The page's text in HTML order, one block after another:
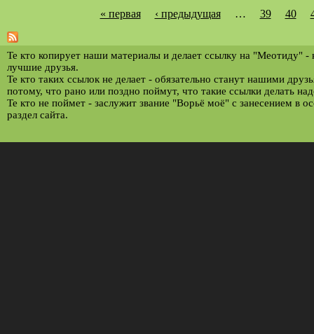
т
р
а
н
и
« первая ‹ предыдущая … 39 40
Те кто копирует наши материалы и делает ссылку на "Меотиду" -
лучшие друзья.
Те кто таких ссылок не делает - обязательно станут нашими
потому, что рано или поздно поймут, что такие ссылки делать
Те кто не поймет - заслужит звание "Ворьё моё" с занесением в
раздел сайта.